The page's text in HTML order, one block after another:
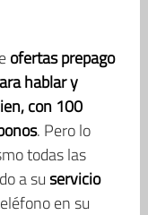
ofertas prepago
hablar y
con 100
. Pero lo
todas las
a suservicio
en su